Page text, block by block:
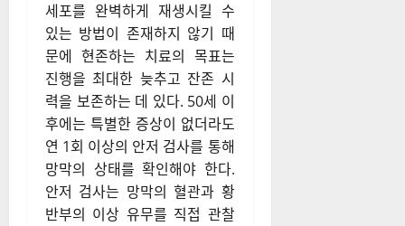
세포를 완벽하게 재생시킬 수
있는 방법이 존재하지 않기 때
문에 현존하는 치료의 목표는
진행을 최대한 늦추고 잔존 시
력을 보존하는 데 있다. 50세 이
후에는 특별한 증상이 없더라도
연 1회 이상의 안저 검사를 통해
망막의 상태를 확인해야 한다.
안저 검사는 망막의 혈관과 황
반부의 이상 유무를 직접 관찰